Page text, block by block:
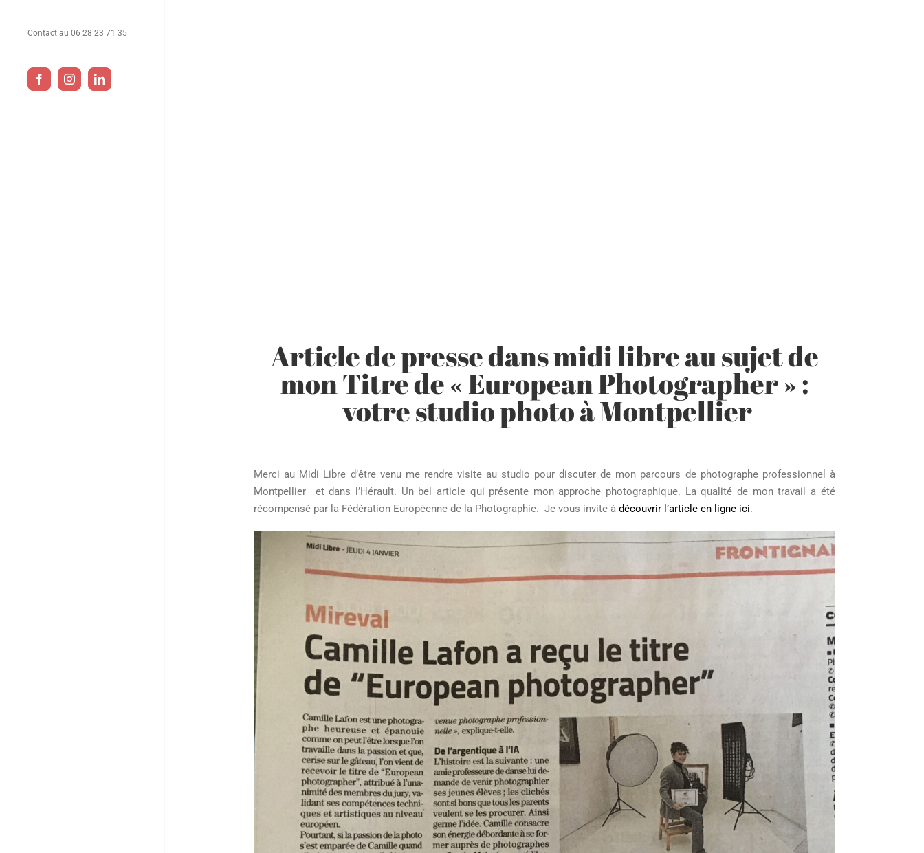
Contact au 06 28 23 71 35
FacebookInstagramLinkedIn
Article de presse dans midi libre au sujet de
mon Titre de « European Photographer » :
votre studio photo à Montpellier
Merci au Midi Libre d’être venu me rendre visite au studio pour discuter de mon parcours de photographe professionnel à
Montpellier et dans l’Hérault. Un bel article qui présente mon approche photographique. La qualité de mon travail a été
récompensé par la Fédération Européenne de la Photographie. Je vous invite àdécouvrir l’article en ligne ici.